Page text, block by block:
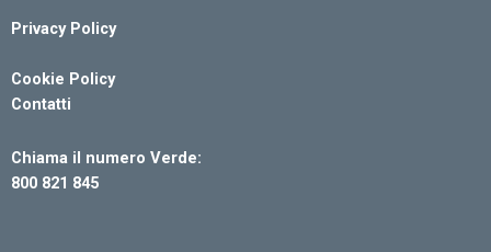
Privacy Policy
Cookie Policy
Contatti
Chiama il numero Verde:
800 821 845